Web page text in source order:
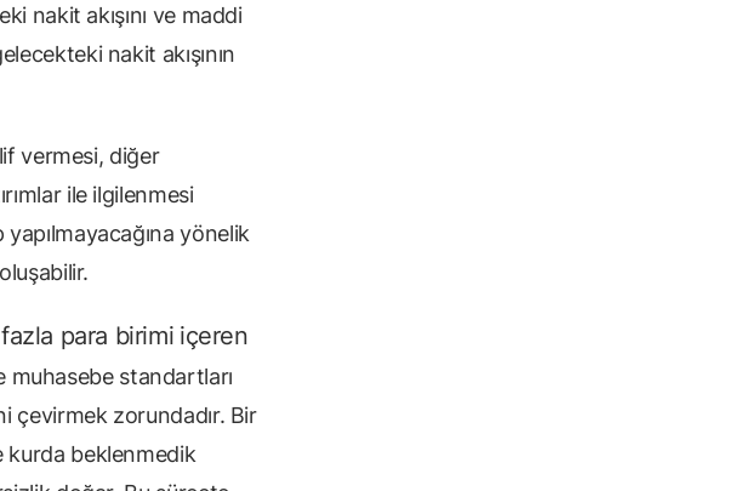
nakit akışını ve maddi
nakit akışının
vermesi, diğer
ile ilgilenmesi
yönelik
para birimi içeren
muhasebe standartları
çevirmek zorundadır. Bir
kurda beklenmedik